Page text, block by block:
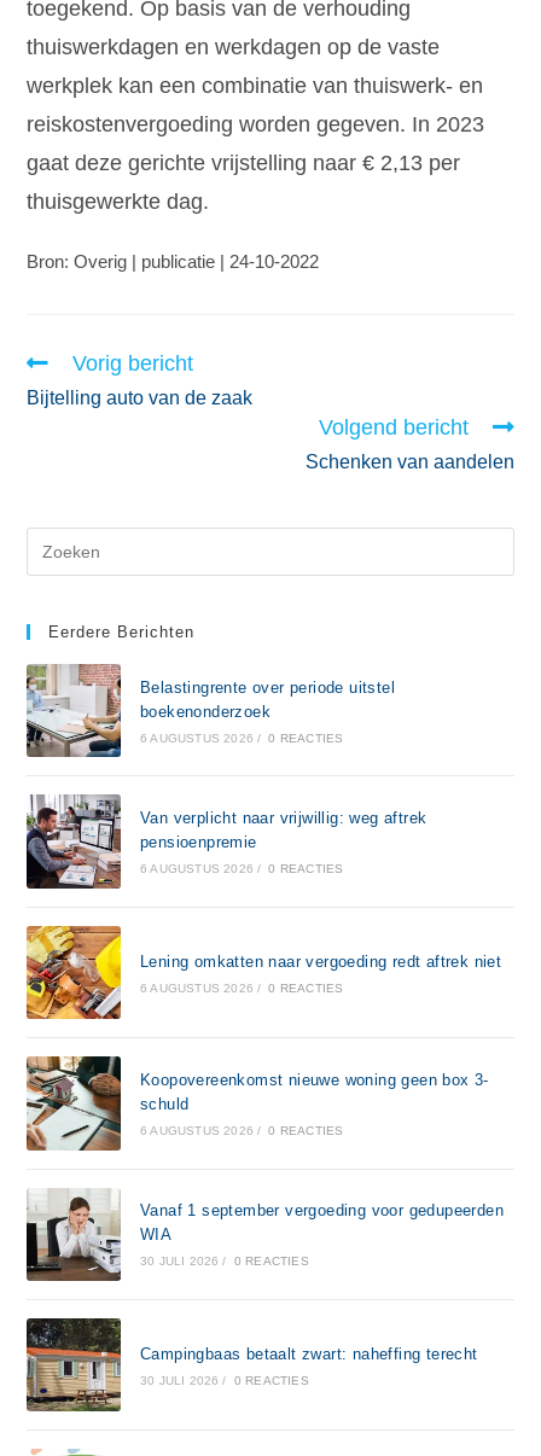
toegekend. Op basis van de verhouding
thuiswerkdagen en werkdagen op de vaste
werkplek kan een combinatie van thuiswerk- en
reiskostenvergoeding worden gegeven. In 2023
gaat deze gerichte vrijstelling naar € 2,13 per
thuisgewerkte dag.
Bron: Overig | publicatie | 24-10-2022
Vorig bericht
Bijtelling auto van de zaak
Volgend bericht
Schenken van aandelen
Eerdere Berichten
Belastingrente over periode uitstel
boekenonderzoek
6 AUGUSTUS 2026 / 0 REACTIES
Van verplicht naar vrijwillig: weg aftrek
pensioenpremie
6 AUGUSTUS 2026 / 0 REACTIES
Lening omkatten naar vergoeding redt aftrek niet
6 AUGUSTUS 2026 / 0 REACTIES
Koopovereenkomst nieuwe woning geen box 3-
schuld
6 AUGUSTUS 2026 / 0 REACTIES
Vanaf 1 september vergoeding voor gedupeerden
WIA
30 JULI 2026 / 0 REACTIES
Campingbaas betaalt zwart: naheffing terecht
30 JULI 2026 / 0 REACTIES